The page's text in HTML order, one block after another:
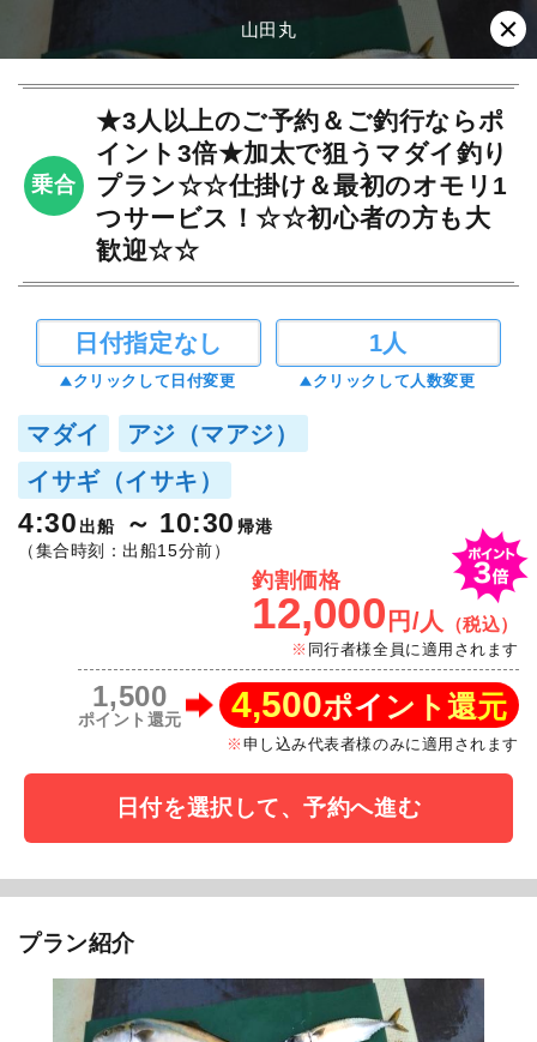
山田丸
乗合
★3人以上のご予約＆ご釣行ならポ
イント3倍★加太で狙うマダイ釣り
プラン☆☆仕掛け＆最初のオモリ1
つサービス！☆☆初心者の方も大
歓迎☆☆
日付指定なし
クリックして日付変更
1人
クリックして人数変更
マダイ
アジ（マアジ）
イサギ（イサキ）
4:30 出船 10:30 帰港
（集合時刻：出船15分前）
釣割価格
12,000 円/人 （税込）
同行者様全員に適用されます
1,500
ポイント還元 4,500ポイント還元
申し込み代表者様のみに適用されます
日付を選択して、予約へ進む
プラン紹介